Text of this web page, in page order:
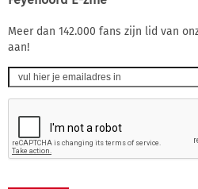
Meer dan 142.000 fans zijn lid van
aan!